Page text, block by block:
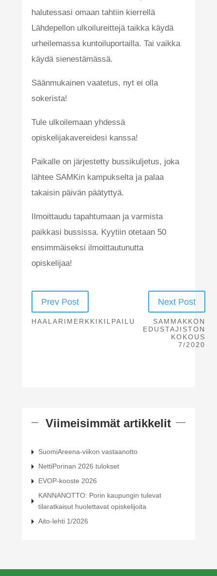
halutessasi omaan tahtiin kierrellä
Lähdepellon ulkoilureittejä taikka käydä
urheilemassa kuntoiluportailla. Tai vaikka
käydä sienestämässä.
Säänmukainen vaatetus, nyt ei olla
sokerista!
Tule ulkoilemaan yhdessä
opiskelijakavereidesi kanssa!
Paikalle on järjestetty bussikuljetus, joka
lähtee SAMKin kampukselta ja palaa
takaisin päivän päätyttyä.
Ilmoittaudu tapahtumaan ja varmista
paikkasi bussissa. Kyytiin otetaan 50
ensimmäiseksi ilmoittautunutta
opiskelijaa!
Prev Post
HAALARIMERKKIKILPAILU
Next Post
SAMMAKKON
EDUSTAJISTON
KOKOUS
7/2020
Viimeisimmät artikkelit
SuomiAreena-viikon vastaanotto
NettiPorinan 2026 tulokset
EVOP-kooste 2026
KANNANOTTO: Porin kaupungin tulevat
tilaratkaisut huolettavat opiskelijoita
Aito-lehti 1/2026